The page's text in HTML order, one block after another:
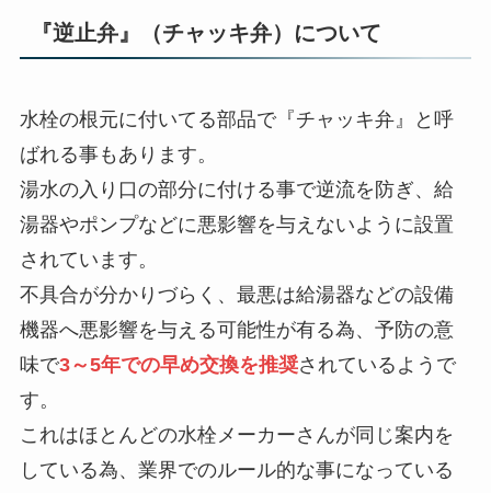
『逆止弁』（チャッキ弁）について
水栓の根元に付いてる部品で『チャッキ弁』と呼
ばれる事もあります。
湯水の入り口の部分に付ける事で逆流を防ぎ、給
湯器やポンプなどに悪影響を与えないように設置
されています。
不具合が分かりづらく、最悪は給湯器などの設備
機器へ悪影響を与える可能性が有る為、予防の意
味で3～5年での早め交換を推奨されているようで
す。
これはほとんどの水栓メーカーさんが同じ案内を
している為、業界でのルール的な事になっている